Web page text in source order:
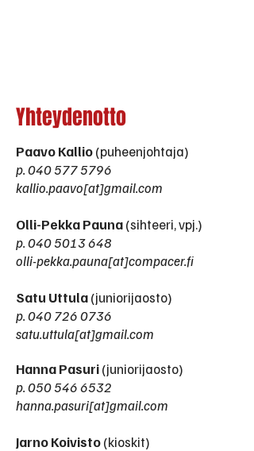
Yhteydenotto
Paavo Kallio(puheenjohtaja)
p.040 577 5796
kallio.paavo[at]gmail.com
Olli-Pekka Pauna(sihteeri, vpj.)
p.040 5013 648
olli-pekka.pauna[at]compacer.fi
Satu Uttula(juniorijaosto)
p.040 726 0736
satu.uttula[at]gmail.com
Hanna Pasuri(juniorijaosto)
p.050 546 6532
hanna.pasuri[at]gmail.com
Jarno Koivisto(kioskit)